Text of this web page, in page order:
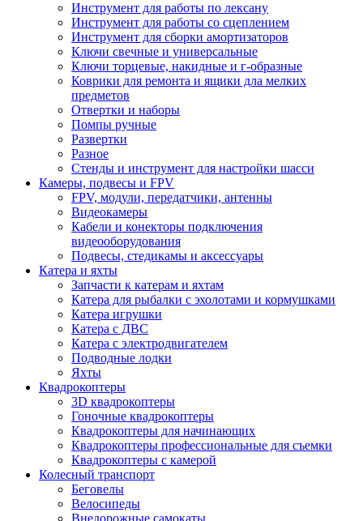
Инструмент для работы по лексану
Инструмент для работы со сцеплением
Инструмент для сборки амортизаторов
Ключи свечные и универсальные
Ключи торцевые, накидные и г-образные
Коврики для ремонта и ящики дла мелких
предметов
Отвертки и наборы
Помпы ручные
Развертки
Разное
Стенды и инструмент для настройки шасси
Камеры, подвесы и FPV
FPV, модули, передатчики, антенны
Видеокамеры
Кабели и конекторы подключения
видеооборудования
Подвесы, стедикамы и аксессуары
Катера и яхты
Запчасти к катерам и яхтам
Катера для рыбалки с эхолотами и кормушками
Катера игрушки
Катера с ДВС
Катера с электродвигателем
Подводные лодки
Яхты
Квадрокоптеры
3D квадрокоптеры
Гоночные квадрокоптеры
Квадрокоптеры для начинающих
Квадрокоптеры профессиональные для съемки
Квадрокоптеры с камерой
Колесный транспорт
Беговелы
Велосипеды
Внедорожные самокаты